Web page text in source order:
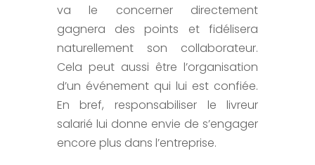
va le concerner directement
gagnera des points et fidélisera
naturellement son collaborateur.
Cela peut aussi être l’organisation
d’un événement qui lui est confiée.
En bref, responsabiliser le livreur
salarié lui donne envie de s’engager
encore plus dans l’entreprise.